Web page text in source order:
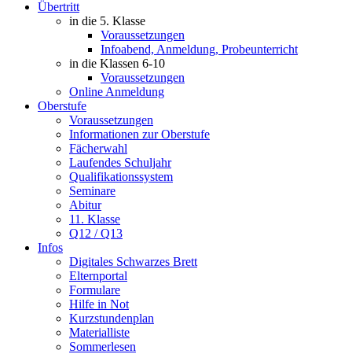
Übertritt
in die 5. Klasse
Voraussetzungen
Infoabend, Anmeldung, Probeunterricht
in die Klassen 6-10
Voraussetzungen
Online Anmeldung
Oberstufe
Voraussetzungen
Informationen zur Oberstufe
Fächerwahl
Laufendes Schuljahr
Qualifikationssystem
Seminare
Abitur
11. Klasse
Q12 / Q13
Infos
Digitales Schwarzes Brett
Elternportal
Formulare
Hilfe in Not
Kurzstundenplan
Materialliste
Sommerlesen